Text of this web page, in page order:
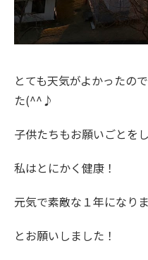
とても天気がよかったの
た(^^♪
子供たちもお願いごとを
私はとにかく健康！
元気で素敵な１年になり
とお願いしました！